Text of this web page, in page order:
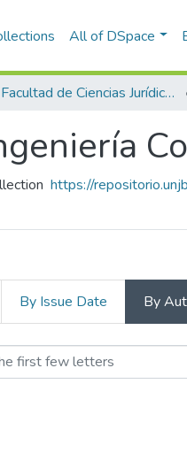
All of DSpace
Facultad de Ciencias Jurídicas y Empresariales
https://
By Issue Date By
de Ingeniería